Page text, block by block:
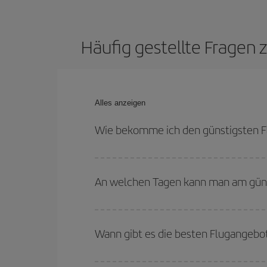
Häufig gestellte Fragen
Alles anzeigen
Wie bekomme ich den günstigsten
den Rückreisedaten und -zeiten flexibel sein
An welchen Tagen kann man am
Sie abfliegen, wohin Sie fliegen wollen und
, sowohl für den Hin- als auch für den
Wann gibt es die besten